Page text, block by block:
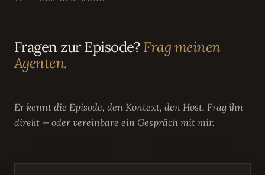
Fragen zur Episode?Frag meinen
Agenten.
Er kennt die Episode, den Kontext, den Host. Frag ihn
direkt — oder vereinbare ein Gespräch mit mir.